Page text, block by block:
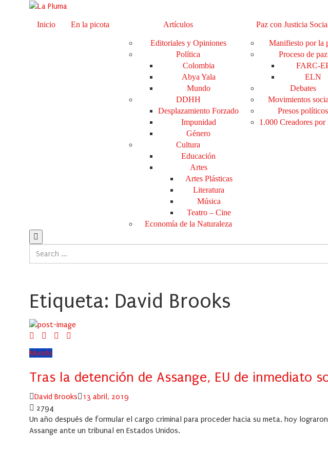
Inicio En la picota Artículos
Editoriales y Opiniones
Política
Colombia
Abya Yala
Mundo
DDHH
Desplazamiento Forzado
Impunidad
Género
Cultura
Educación
Artes
Artes Plásticas
Literatura
Música
Teatro – Cine
Economía de la Naturaleza
Paz con Justicia
Manifiesto por la
Proceso de paz
FARC-
ELN
Debates
Movimientos
Presos políticos
1.000 Creadores por
Etiqueta: David Brooks
Mundo
Tras la detención de Assange, EU de inmediato
Author
David Brooks
Posted
13 abril, 2019
2794
Un año después de formular el cargo criminal para proceder hacia su meta, hoy
Assange ante un tribunal en Estados Unidos.